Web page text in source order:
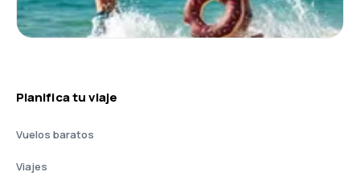
Planifica tu viaje
Vuelos baratos
Viajes